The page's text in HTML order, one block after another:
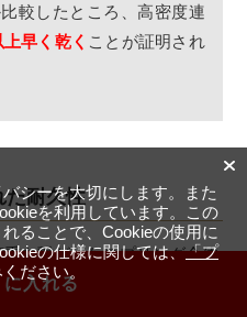
入れる
較したところ、高密度連
早く乾く ことが証明され
た耐久性
重を繋がったスプリング全体
に集中した負荷がかから
い構造になっており、耐久
シーを大切にします。また
を利用しています。この
ることで、Cookieの使用に
の仕様に関しては、「プ
ださい。